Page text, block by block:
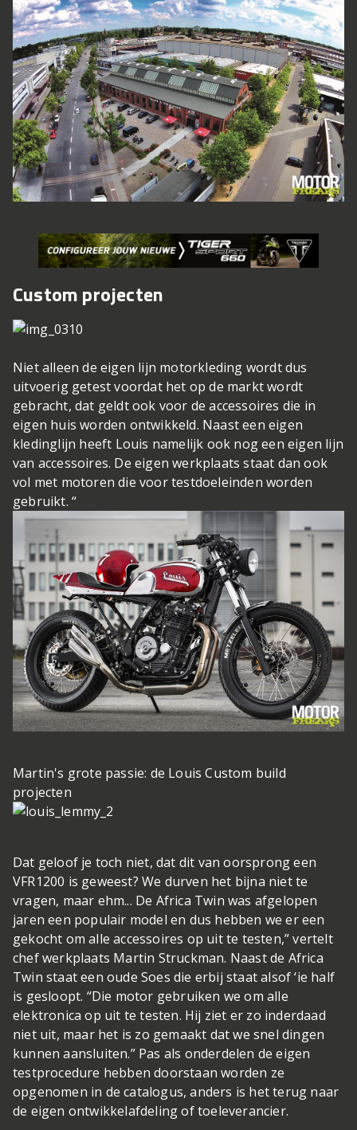
Custom projecten
Niet alleen de eigen lijn motorkleding wordt dus
uitvoerig getest voordat het op de markt wordt
gebracht, dat geldt ook voor de accessoires die in
eigen huis worden ontwikkeld. Naast een eigen
kledinglijn heeft Louis namelijk ook nog een eigen lijn
van accessoires. De eigen werkplaats staat dan ook
vol met motoren die voor testdoeleinden worden
gebruikt. “
Martin's grote passie: de Louis Custom build
projecten
Dat geloof je toch niet, dat dit van oorsprong een
VFR1200 is geweest? We durven het bijna niet te
vragen, maar ehm... De Africa Twin was afgelopen
jaren een populair model en dus hebben we er een
gekocht om alle accessoires op uit te testen,” vertelt
chef werkplaats Martin Struckman. Naast de Africa
Twin staat een oude Soes die erbij staat alsof ‘ie half
is gesloopt. “Die motor gebruiken we om alle
elektronica op uit te testen. Hij ziet er zo inderdaad
niet uit, maar het is zo gemaakt dat we snel dingen
kunnen aansluiten.” Pas als onderdelen de eigen
testprocedure hebben doorstaan worden ze
opgenomen in de catalogus, anders is het terug naar
de eigen ontwikkelafdeling of toeleverancier.